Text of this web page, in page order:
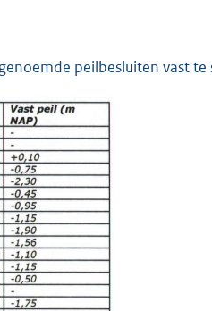
peilbesluiten vast te